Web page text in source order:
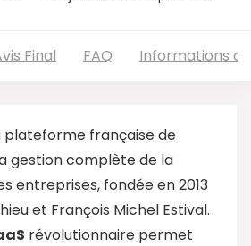
Final FAQ Informations
plateforme française de
gestion complète de la
entreprises, fondée en 2013
et François Michel Estival.
révolutionnaire permet